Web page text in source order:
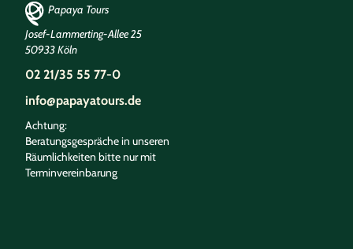
Papaya Tours
Josef-Lammerting-Allee 25
50933 Köln
02 21/35 55 77-0
info@papayatours.de
Achtung:
Beratungsgespräche in unseren
Räumlichkeiten bitte nur mit
Terminvereinbarung